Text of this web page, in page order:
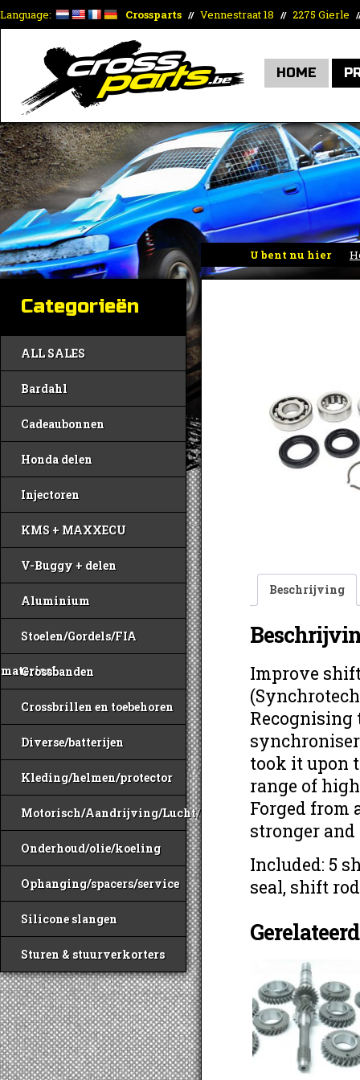
Language: Crossparts // Vennestraat 18 // 2275 Gierle
HOME
U bent nu hier
Categorieën
ALL SALES
Bardahl
Cadeaubonnen
Honda delen
Injectoren
KMS + MAXXECU
V-Buggy + delen
Aluminium
Stoelen/Gordels/FIA
materiaal
Crossbanden
Crossbrillen en toebehoren
Diverse/batterijen
Kleding/helmen/protector
Motorisch/Aandrijving/Lucht/Benzine
Onderhoud/olie/koeling
Ophanging/spacers/service
Silicone slangen
Sturen & stuurverkorters
Beschrijving
Improve
Recognising
took it upon
range of
Forged from
stronger
Included: 5
seal, shift